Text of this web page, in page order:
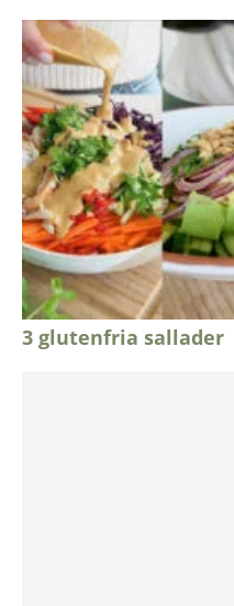
3 glutenfria sallader